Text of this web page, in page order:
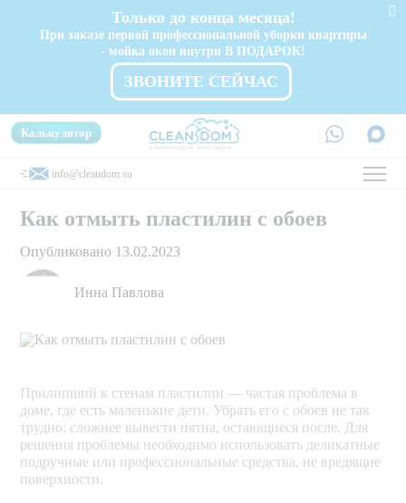
Только до конца месяца!
При заказе первой профессиональной уборки квартиры
- мойка окон внутри В ПОДАРОК!
ЗВОНИТЕ СЕЙЧАС
info@cleandom.su
Калькулятор
Как отмыть пластилин с обоев
Опубликовано 13.02.2023
Инна Павлова
Прилипший к стенам пластилин — частая проблема в
доме, где есть маленькие дети. Убрать его с обоев не так
трудно: сложнее вывести пятна, остающиеся после. Для
решения проблемы необходимо использовать деликатные
подручные или профессиональные средства, не вредящие
поверхности.